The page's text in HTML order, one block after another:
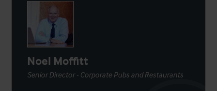
Noel Moffitt
Senior Director - Corporate Pubs and Restaurants